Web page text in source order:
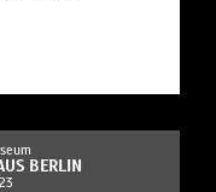
BERLIN